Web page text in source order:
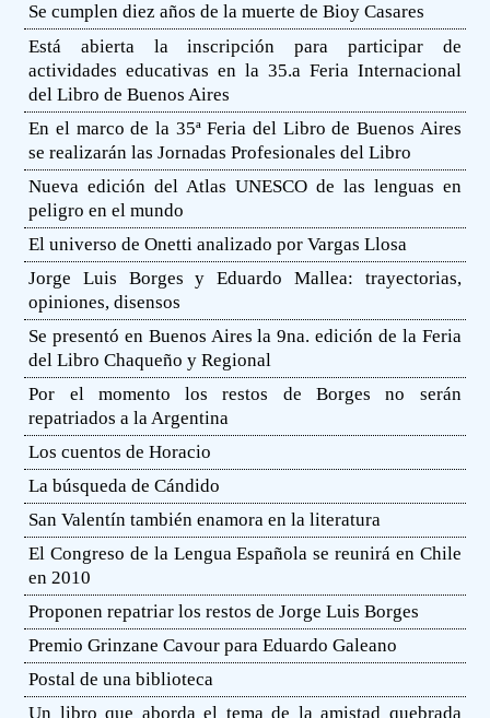
Se cumplen diez años de la muerte de Bioy Casares
Está abierta la inscripción para participar de
actividades educativas en la 35.a Feria Internacional
del Libro de Buenos Aires
En el marco de la 35ª Feria del Libro de Buenos Aires
se realizarán las Jornadas Profesionales del Libro
Nueva edición del Atlas UNESCO de las lenguas en
peligro en el mundo
El universo de Onetti analizado por Vargas Llosa
Jorge Luis Borges y Eduardo Mallea: trayectorias,
opiniones, disensos
Se presentó en Buenos Aires la 9na. edición de la Feria
del Libro Chaqueño y Regional
Por el momento los restos de Borges no serán
repatriados a la Argentina
Los cuentos de Horacio
La búsqueda de Cándido
San Valentín también enamora en la literatura
El Congreso de la Lengua Española se reunirá en Chile
en 2010
Proponen repatriar los restos de Jorge Luis Borges
Premio Grinzane Cavour para Eduardo Galeano
Postal de una biblioteca
Un libro que aborda el tema de la amistad quebrada